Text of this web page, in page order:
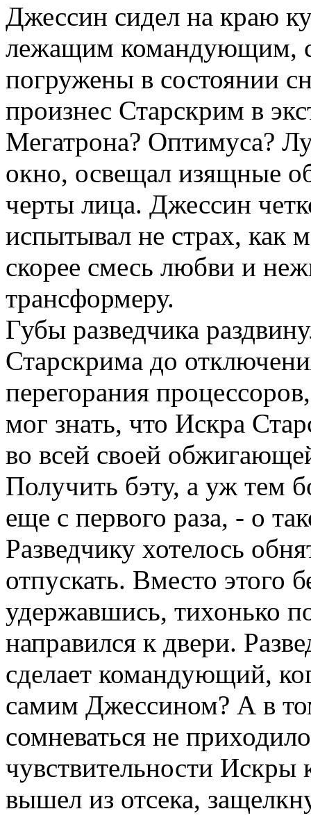
Джессин сидел на краю
лежащим командующим,
погружены в состоянии
произнес Старскрим в
Мегатрона? Оптимуса?
окно, освещал изящные
черты лица. Джессин
испытывал не страх, как
скорее смесь любви и
трансформеру.
Губы разведчика
Старскрима до
перегорания
мог знать, что Искра
во всей своей
Получить бэту, а уж тем
еще с первого раза, - о
Разведчику хотелось
отпускать. Вместо этого
удержавшись, тихонько
направился к двери.
сделает командующий,
самим Джессином? А в
сомневаться не
чувствительности
вышел из отсека,